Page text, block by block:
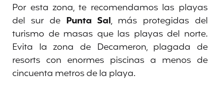
Por esta zona, te recomendamos las playas
del sur de Punta Sal, más protegidas del
turismo de masas que las playas del norte.
Evita la zona de Decameron, plagada de
resorts con enormes piscinas a menos de
cincuenta metros de la playa.